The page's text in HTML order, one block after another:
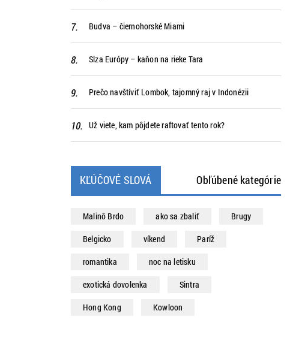
Budva – čiernohorské Miami
Slza Európy – kaňon na rieke Tara
Prečo navštíviť Lombok, tajomný raj v Indonézii
Už viete, kam pôjdete raftovať tento rok?
KĽÚČOVÉ SLOVÁ Obľúbené kategórie
Malinô Brdo ako sa zbaliť
Brugy
Belgicko
víkend
Paríž
romantika
noc na letisku
exotická dovolenka
Sintra
Hong Kong
Kowloon